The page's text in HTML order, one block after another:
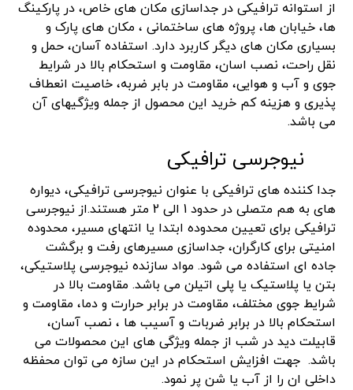
از استوانه ترافیکی در جداسازی مکان های خاص، در پارکینگ
ها، خیابان ها، پروژه های ساختمانی ، مکان های پارک و
بسیاری مکان های دیگر کاربرد دارد. استفاده آسان، حمل و
نقل راحت، نصب اسان، مقاومت و استحکام بالا در شرایط
جوی و آب و هوایی، مقاومت در بابر ضربه، خاصیت انعطاف
پذیری و هزینه کم خرید این محصول از جمله ویژگیهای آن
می باشد.
نیوجرسی ترافیکی
جدا کننده های ترافیکی با عنوان نیوجرسی ترافیکی، دیواره
های به هم متصلی در حدود 1 الی 2 متر هستند.از نیوجرسی
ترافیکی برای تعیین محدوده ابتدا یا انتهای مسیر، محدوده
امنیتی برای کارگران، جداسازی مسیرهای رفت و برگشت
جاده ای استفاده می شود. مواد سازنده نیوجرسی پلاستیکی،
بتن یا پلاستیک یا پلی اتیلن می باشد. مقاومت بالا در
شرایط جوی مختلف، مقاومت در برابر حرارت و دما، مقاومت و
استحکام بالا در برابر ضربات و آسیب ها ، نصب آسان،
قابیلت دید در شب از جمله ویژگی های این محصولات می
باشد. جهت افزایش استحکام در این سازه می توان محفظه
داخلی ان را از آب یا شن پر نمود.